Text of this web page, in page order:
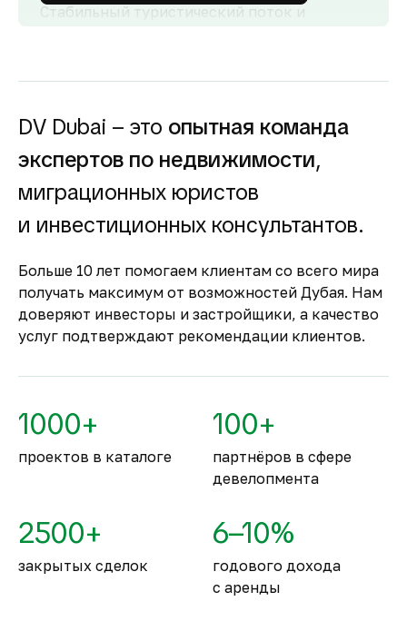
Стабильный туристический поток и
доходность для инвесторов как от
аренды.
строящуюся
недвижимость
Оплата за объект поступает на эскроу-счёт.
Застройщик сможет получить с него деньги
только после ввода объекта в
Комфортное и
безопасное место для
жизни
По уровню безопасности жизни
занимают второе место в мире.
DV Dubai – это опытная команда
экспертов по недвижимости,
миграционных юристов
и инвестиционных консультантов.
Больше 10 лет помогаем клиентам со всего мира
получать максимум от возможностей Дубая. Нам
доверяют инвесторы и застройщики, а качество
услуг подтверждают рекомендации клиентов.
1000+
проектов в каталоге
100+
партнёров в сфере
девелопмента
2500+
закрытых сделок
6–10%
годового дохода
с аренды